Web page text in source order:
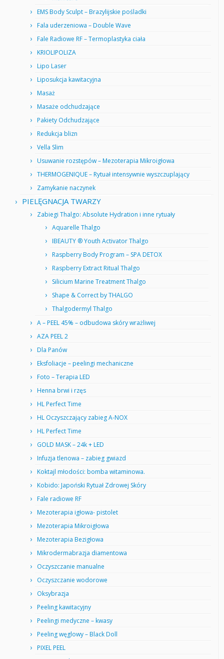
EMS Body Sculpt – Brazylijskie pośladki
Fala uderzeniowa – Double Wave
Fale Radiowe RF – Termoplastyka ciała
KRIOLIPOLIZA
Lipo Laser
Liposukcja kawitacyjna
Masaż
Masaże odchudzające
Pakiety Odchudzające
Redukcja blizn
Vella Slim
Usuwanie rozstępów – Mezoterapia Mikroigłowa
THERMOGENIQUE – Rytuał intensywnie wyszczuplający
Zamykanie naczynek
PIELĘGNACJA TWARZY
Zabiegi Thalgo: Absolute Hydration i inne rytuały
Aquarelle Thalgo
IBEAUTY ® Youth Activator Thalgo
Raspberry Body Program – SPA DETOX
Raspberry Extract Ritual Thalgo
Silicium Marine Treatment Thalgo
Shape & Correct by THALGO
Thalgodermyl Thalgo
A – PEEL 45% – odbudowa skóry wrażliwej
AZA PEEL 2
Dla Panów
Eksfoliacje – peelingi mechaniczne
Foto – Terapia LED
Henna brwi i rzęs
HL Perfect Time
HL Oczyszczający zabieg A-NOX
HL Perfect Time
GOLD MASK – 24k + LED
Infuzja tlenowa – zabieg gwiazd
Koktajl młodości: bomba witaminowa.
Kobido: Japoński Rytuał Zdrowej Skóry
Fale radiowe RF
Mezoterapia igłowa- pistolet
Mezoterapia Mikroigłowa
Mezoterapia Bezigłowa
Mikrodermabrazja diamentowa
Oczyszczanie manualne
Oczyszczanie wodorowe
Oksybrazja
Peeling kawitacyjny
Peelingi medyczne – kwasy
Peeling węglowy – Black Doll
PIXEL PEEL